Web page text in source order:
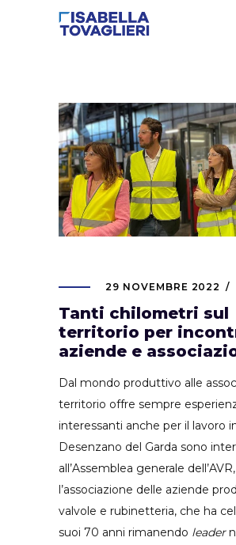
29 NOVEMBRE 2022
Tanti chilometri sul
territorio per
aziende e
Dal mondo produttivo alle
territorio offre sempre
interessanti anche per il lavoro
Desenzano del Garda sono
all’Assemblea generale dell’AVR,
l’associazione delle aziende
valvole e rubinetteria, che ha
suoi 70 anni rimanendo leader